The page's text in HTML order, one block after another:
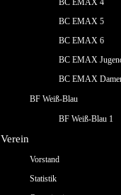
BC EMAX 4
BC EMAX 5
BC EMAX 6
BC EMAX
BC EMAX
BF Weiß-Blau
BF Weiß-Blau 1
Verein
Vorstand
Statistik